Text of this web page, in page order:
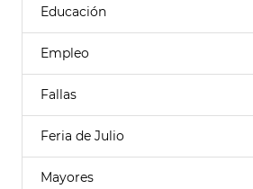
Educación
Empleo
Fallas
Feria de Julio
Mayores